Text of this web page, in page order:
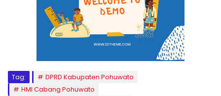
Tag:
DPRD Kabupaten Pohuwato
HMI Cabang Pohuwato